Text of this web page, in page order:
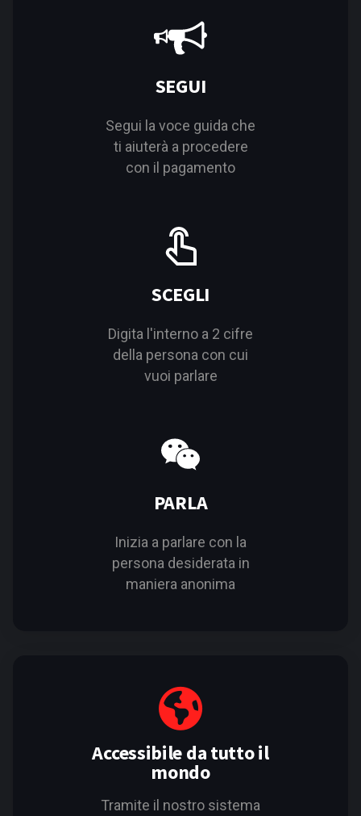
SEGUI
Segui la voce guida che
ti aiuterà a procedere
con il pagamento
SCEGLI
Digita l'interno a 2 cifre
della persona con cui
vuoi parlare
PARLA
Inizia a parlare con la
persona desiderata in
maniera anonima
Accessibile da tutto il
mondo
Tramite il nostro sistema